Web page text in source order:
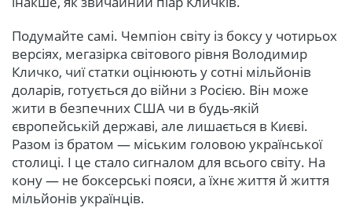
Подумайте самі. Чемпіон світу із боксу у чотирьох
версіях, мегазірка світового рівня Володимир
Кличко, чиї статки оцінюють у сотні мільйонів
доларів, готується до війни з Росією. Він може
жити в безпечних США чи в будь-якій
європейській державі, але лишається в Києві.
Разом із братом — міським головою української
столиці. І це стало сигналом для всього світу. На
кону — не боксерські пояси, а їхнє життя й життя
мільйонів українців.